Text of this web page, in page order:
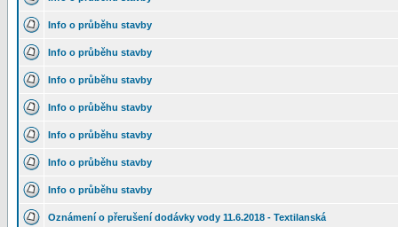
Info o průběhu stavby
Info o průběhu stavby
Info o průběhu stavby
Info o průběhu stavby
Info o průběhu stavby
Info o průběhu stavby
Info o průběhu stavby
Oznámení o přerušení dodávky vody 11.6.2018 - Textilanská